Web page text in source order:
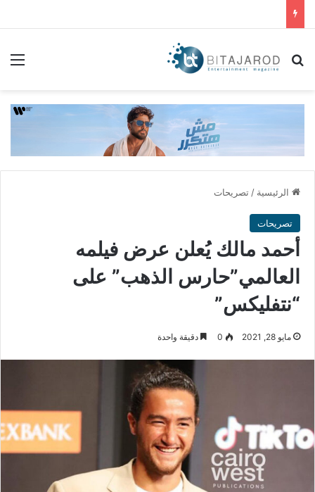
بحث عن
الرئيسية / تصريحات
تصريحات
أحمد مالك يُعلن عرض فيلمه
العالمي”حارس الذهب” على
“نتفليكس”
مايو 28, 2021 0 دقيقة واحدة